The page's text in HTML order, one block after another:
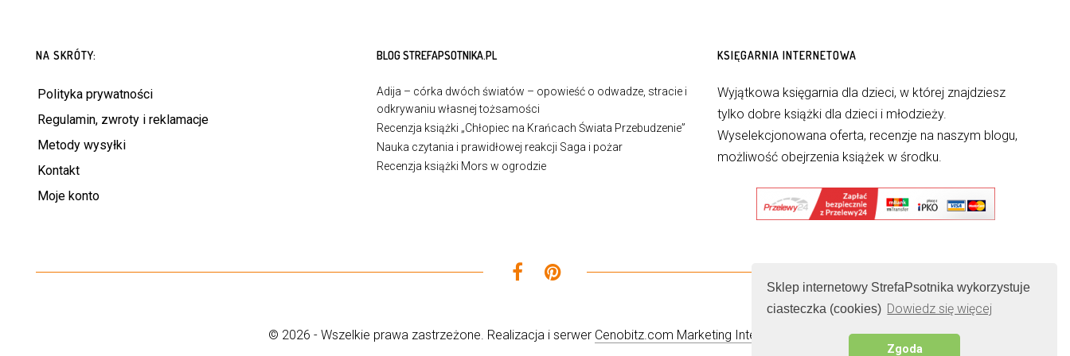
Sklep internetowy StrefaPsotnika wykorzystuje
ciasteczka (cookies) Dowiedz się więcej
Zgoda
NA SKRÓTY:
Polityka prywatności
Regulamin, zwroty i reklamacje
Metody wysyłki
Kontakt
Moje konto
BLOG STREFAPSOTNIKA.PL
Adija – córka dwóch światów – opowieść o odwadze, stracie i
odkrywaniu własnej tożsamości
Recenzja książki „Chłopiec na Krańcach Świata Przebudzenie”
Nauka czytania i prawidłowej reakcji Saga i pożar
Recenzja książki Mors w ogrodzie
KSIĘGARNIA INTERNETOWA
Wyjątkowa księgarnia dla dzieci, w której znajdziesz
tylko dobre książki dla dzieci i młodzieży.
Wyselekcjonowana oferta, recenzje na naszym blogu,
możliwość obejrzenia książek w środku.
© 2026 - Wszelkie prawa zastrzeżone. Realizacja i serwer Cenobitz.com Marketing Internetowy